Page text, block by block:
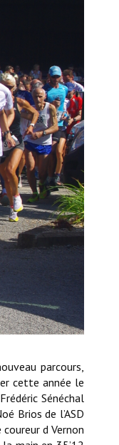
parcours,
cette année le
Sénéchal
Brios de l’ASD
d Vernon